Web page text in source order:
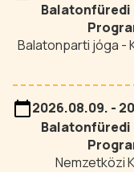
Balatonfüredi
Balatonparti jóga -
2026.08.09. -
Balatonfüredi
Nemzetközi